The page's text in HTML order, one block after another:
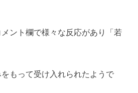
ント欄で様々な反応があり「若
をもって受け入れられたようで